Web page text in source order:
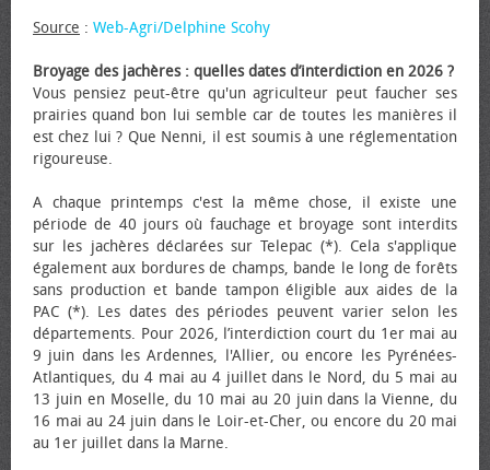
Source : Web-Agri/Delphine Scohy
Broyage des jachères : quelles dates d’interdiction en 2026 ?
Vous pensiez peut-être qu'un agriculteur peut faucher ses
prairies quand bon lui semble car de toutes les manières il
est chez lui ? Que Nenni, il est soumis à une réglementation
rigoureuse.
A chaque printemps c'est la même chose, il existe une
période de 40 jours où fauchage et broyage sont interdits
sur les jachères déclarées sur Telepac (*). Cela s'applique
également aux bordures de champs, bande le long de forêts
sans production et bande tampon éligible aux aides de la
PAC (*). Les dates des périodes peuvent varier selon les
départements. Pour 2026, l’interdiction court du 1er mai au
9 juin dans les Ardennes, l'Allier, ou encore les Pyrénées-
Atlantiques, du 4 mai au 4 juillet dans le Nord, du 5 mai au
13 juin en Moselle, du 10 mai au 20 juin dans la Vienne, du
16 mai au 24 juin dans le Loir-et-Cher, ou encore du 20 mai
au 1er juillet dans la Marne.